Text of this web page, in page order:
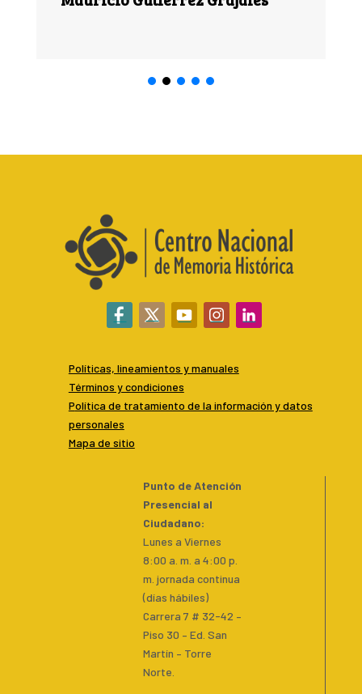
Políticas, lineamientos y manuales
Términos y condiciones
Política de tratamiento de la información y datos
personales
Mapa de sitio
Punto de Atención
Presencial al
Ciudadano:
Lunes a Viernes
8:00 a. m. a 4:00 p.
m. jornada continua
(días hábiles)
Carrera 7 # 32-42 –
Piso 30 – Ed. San
Martín – Torre
Norte.